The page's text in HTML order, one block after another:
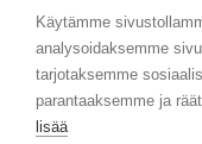
Käytämme
analysoidaksemme
tarjotaksemme
parantaaksemme ja
lisää